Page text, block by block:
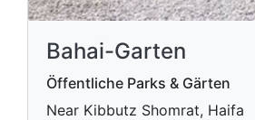
Bahai-Garten
Öffentliche Parks & Gärten
Near Kibbutz Shomrat, Haifa